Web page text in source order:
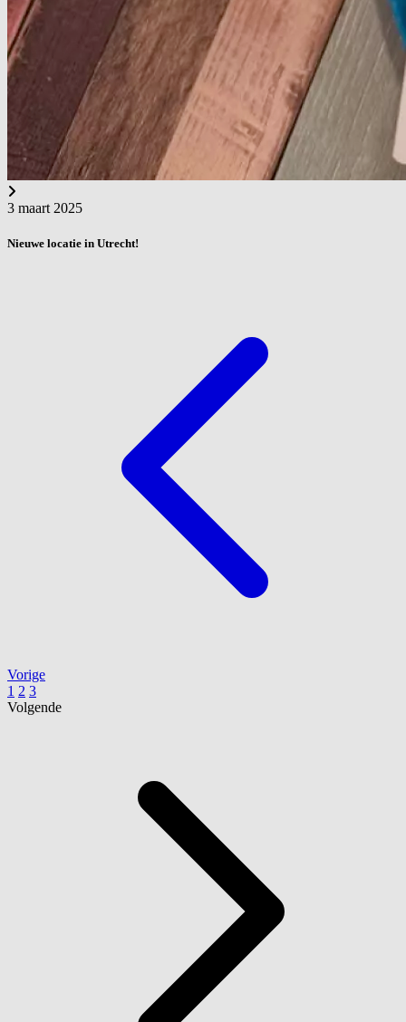
3 maart 2025
Nieuwe locatie in Utrecht!
Vorige
1 2 3
Volgende